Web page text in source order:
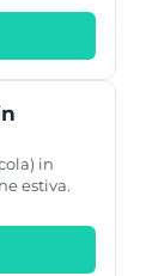
in
estiva.